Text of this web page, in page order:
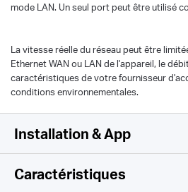
mode LAN. Un seul port peut être utilisé
La vitesse réelle du réseau peut être
Ethernet WAN ou LAN de l'appareil, le
caractéristiques de votre fournisseur
conditions environnementales.
Installation & App
Caractéristiques